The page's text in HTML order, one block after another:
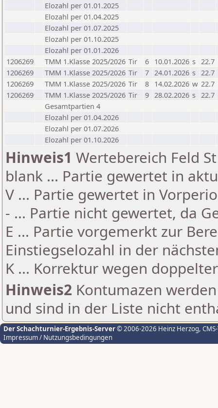
Elozahl per 01.01.2025
Elozahl per 01.04.2025
Elozahl per 01.07.2025
Elozahl per 01.10.2025
Elozahl per 01.01.2026
1206269
TMM 1.Klasse 2025/2026 Tir 6 10.01.2026 s 22.7
1206269
TMM 1.Klasse 2025/2026 Tir 7 24.01.2026 s 22.7
1206269
TMM 1.Klasse 2025/2026 Tir 8 14.02.2026 w 22.7
1206269
TMM 1.Klasse 2025/2026 Tir 9 28.02.2026 s 22.7
Gesamtpartien 4
Elozahl per 01.04.2026
Elozahl per 01.07.2026
Elozahl per 01.10.2026
Hinweis1 Wertebereich Feld
blank ... Partie gewertet in
V ... Partie gewertet in
- ... Partie nicht gewertet, da
E ... Partie vorgemerkt zur
Einstiegselozahl in der
K ... Korrektur wegen
Hinweis2 Kontumazen
und sind in der Liste nicht
Der Schachturnier-Ergebnis-Server© 2006-2026 Heinz Herzog,
Impressum / Nutzungsbedingungen